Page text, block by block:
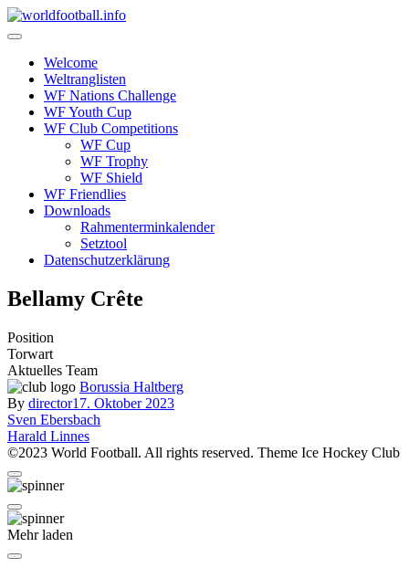
Skip
to
Welcome
Weltranglisten
WF Nations Challenge
WF Youth Cup
WF Club Competitions
WF Cup
WF Trophy
WF Shield
WF Friendlies
Downloads
Rahmenterminkalender
Setztool
Datenschutzerklärung
Bellamy Crête
Position
Torwart
Aktuelles Team
Borussia Haltberg
By director17. Oktober 2023
Beitragsnavigation
Sven Ebersbach
Harald Linnes
©2023 World Football. All rights reserved. Theme Ice Hockey Club
Mehr laden